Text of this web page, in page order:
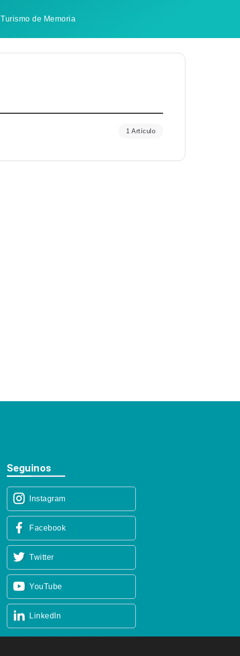
Turismo de Memoria
1 Artículo
Seguinos
Instagram
Facebook
Twitter
YouTube
LinkedIn